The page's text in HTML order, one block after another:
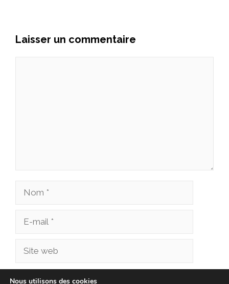
Laisser un commentaire
Nom
Site
Enregistrer mon nom, mon e-mail et mon site
Nous utilisons des cookies